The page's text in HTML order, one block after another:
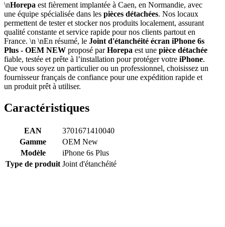
\nHorepa est fièrement implantée à Caen, en Normandie, avec
une équipe spécialisée dans les pièces détachées. Nos locaux
permettent de tester et stocker nos produits localement, assurant
qualité constante et service rapide pour nos clients partout en
France. \n \nEn résumé, le Joint d'étanchéité écran iPhone 6s
Plus - OEM NEW proposé parHorepa est une pièce détachée
fiable, testée et prête à l’installation pour protéger votre iPhone.
Que vous soyez un particulier ou un professionnel, choisissez un
fournisseur français de confiance pour une expédition rapide et
un produit prêt à utiliser.
Caractéristiques
EAN
3701671410040
Gamme
OEM New
Modèle
iPhone 6s Plus
Type de produit Joint d'étanchéité